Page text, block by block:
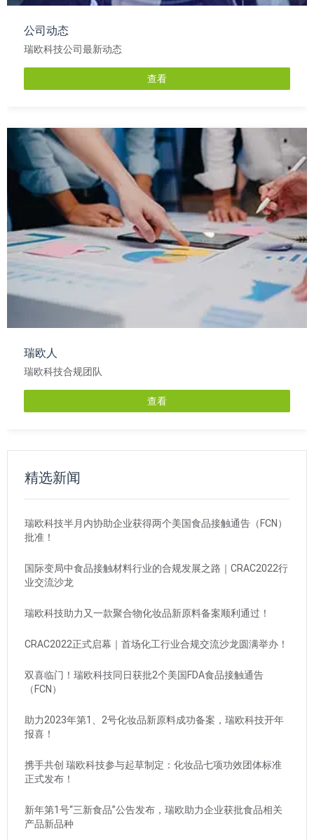
公司动态
瑞欧科技公司最新动态
查看
瑞欧人
瑞欧科技合规团队
查看
精选新闻
瑞欧科技半月内协助企业获得两个美国食品接触通告（FCN）
批准！
国际变局中食品接触材料行业的合规发展之路｜CRAC2022行
业交流沙龙
瑞欧科技助力又一款聚合物化妆品新原料备案顺利通过！
CRAC2022正式启幕｜首场化工行业合规交流沙龙圆满举办！
双喜临门！瑞欧科技同日获批2个美国FDA食品接触通告
（FCN）
助力2023年第1、2号化妆品新原料成功备案，瑞欧科技开年
报喜！
携手共创 瑞欧科技参与起草制定：化妆品七项功效团体标准
正式发布！
新年第1号“三新食品”公告发布，瑞欧助力企业获批食品相关
产品新品种